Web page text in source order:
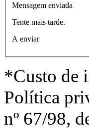
Mensagem enviada
Tente mais tarde.
A enviar
*Custo de
Política
nº 67/98,